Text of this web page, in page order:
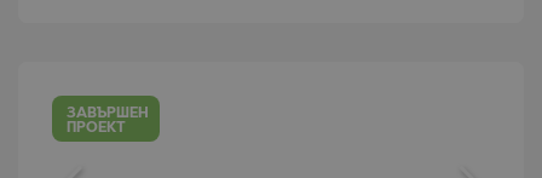
ЗАВЪРШЕН
ПРОЕКТ